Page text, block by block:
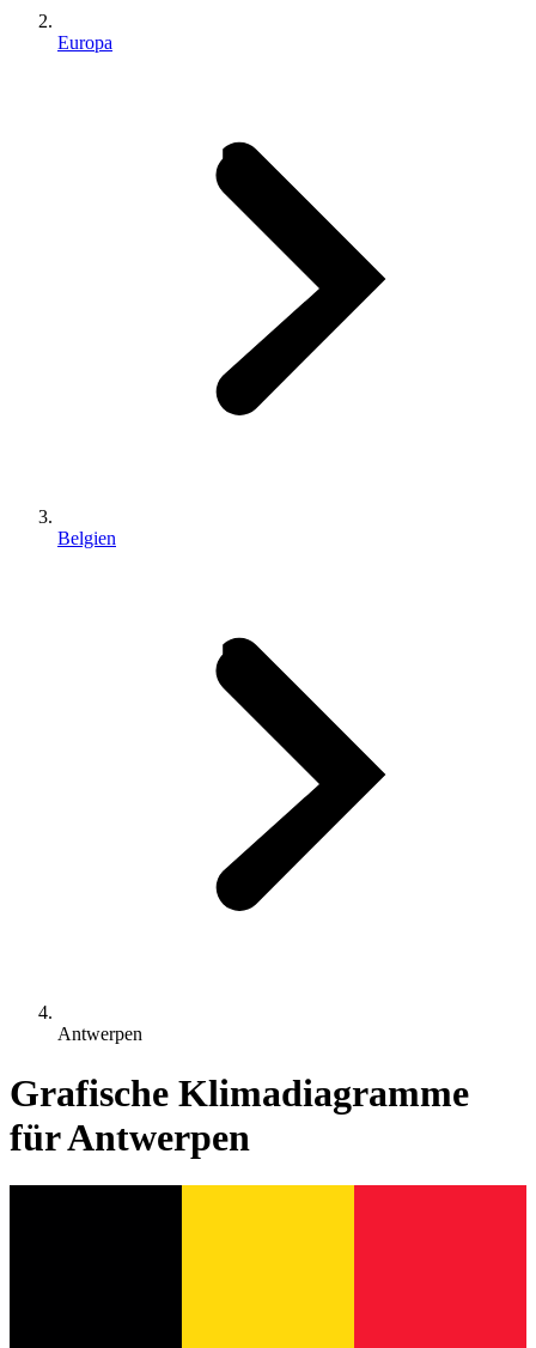
Europa
Belgien
Antwerpen
Grafische Klimadiagramme
für Antwerpen